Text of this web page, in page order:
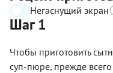
Негаснущий экран
Шаг 1
Чтобы приготовить
суп-пюре, прежде